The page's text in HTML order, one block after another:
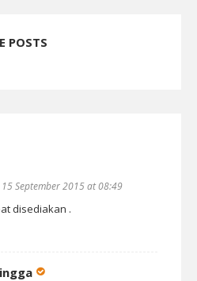
POSTS
15 September 2015 at 08:49
disediakan .